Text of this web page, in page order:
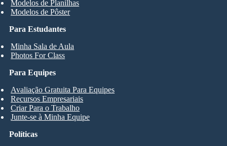
Para Estudantes
Minha Sala de Aula
Photos For Class
Modelos de Planilhas
Modelos de Pôster
Para Equipes
Avaliação Gratuita Para Equipes
Recursos Empresariais
Criar Para o Trabalho
Junte-se à Minha Equipe
Políticas